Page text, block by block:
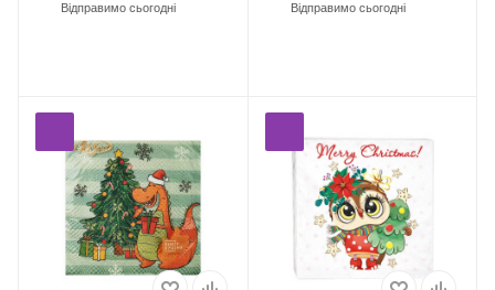
Відправимо сьогодні Відправимо сьогодні